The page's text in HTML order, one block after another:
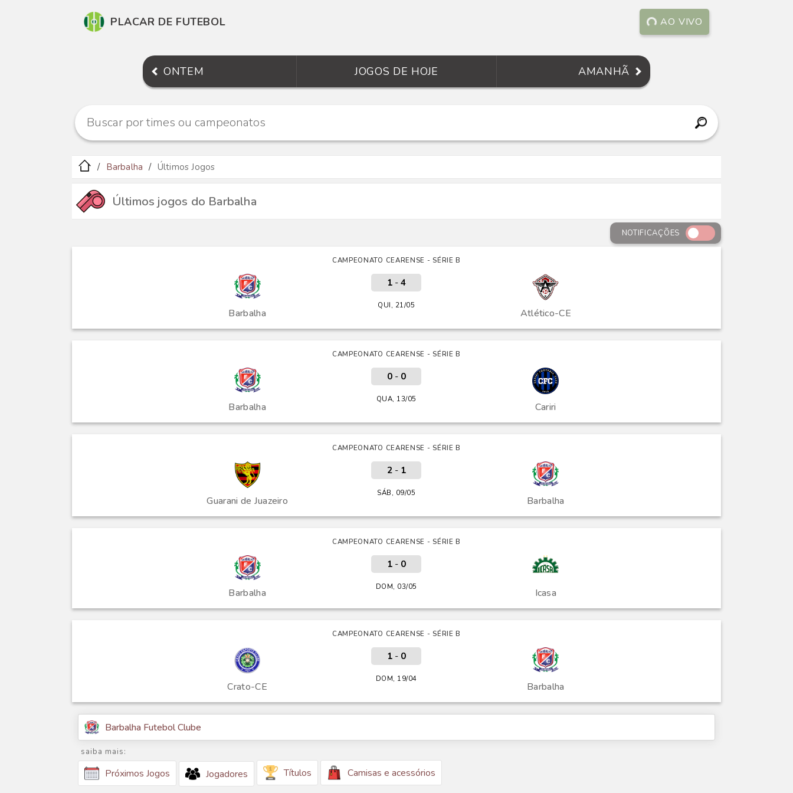
PLACAR DE FUTEBOL AO VIVO
ONTEM JOGOS DE HOJE AMANHÃ
Barbalha Últimos Jogos
Últimos jogos do Barbalha
NOTIFICAÇÕES
CAMPEONATO CEARENSE - SÉRIE B
Barbalha Atlético-CE
1- 4
QUI, 21/05
CAMPEONATO CEARENSE - SÉRIE B
Barbalha Cariri
0- 0
QUA, 13/05
CAMPEONATO CEARENSE - SÉRIE B
Guarani de Juazeiro Barbalha
2- 1
SÁB, 09/05
CAMPEONATO CEARENSE - SÉRIE B
Barbalha Icasa
1- 0
DOM, 03/05
CAMPEONATO CEARENSE - SÉRIE B
Crato-CE Barbalha
1- 0
DOM, 19/04
Barbalha Futebol Clube
saiba mais:
Próximos Jogos Jogadores Títulos Camisas e acessórios